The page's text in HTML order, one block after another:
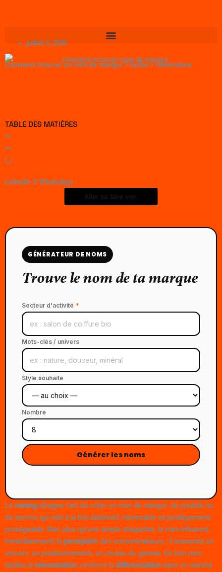
juillet 5, 2026
Comment trouver un nom de marque ? Guide + Générateur
GÉNÉRATEUR DE NOMS
Trouve le nom de ta marque
Secteur d'activité *
Mots-clés / univers
Style souhaité
Nombre
Générer les noms
Le naming désigne l’art de créer un nom de marque, de produit ou
de service qui soit à la fois distinctif, mémorable et juridiquement
protégeable. Bien plus qu’une simple étiquette, le nom influence
immédiatement la perception des consommateurs : il transmet un
univers, un positionnement, un niveau de gamme. Un bon nom
facilite la mémorisation, renforce la différenciation dans un marché
TABLE DES MATIÈRES
LinkedIn X WhatsApp